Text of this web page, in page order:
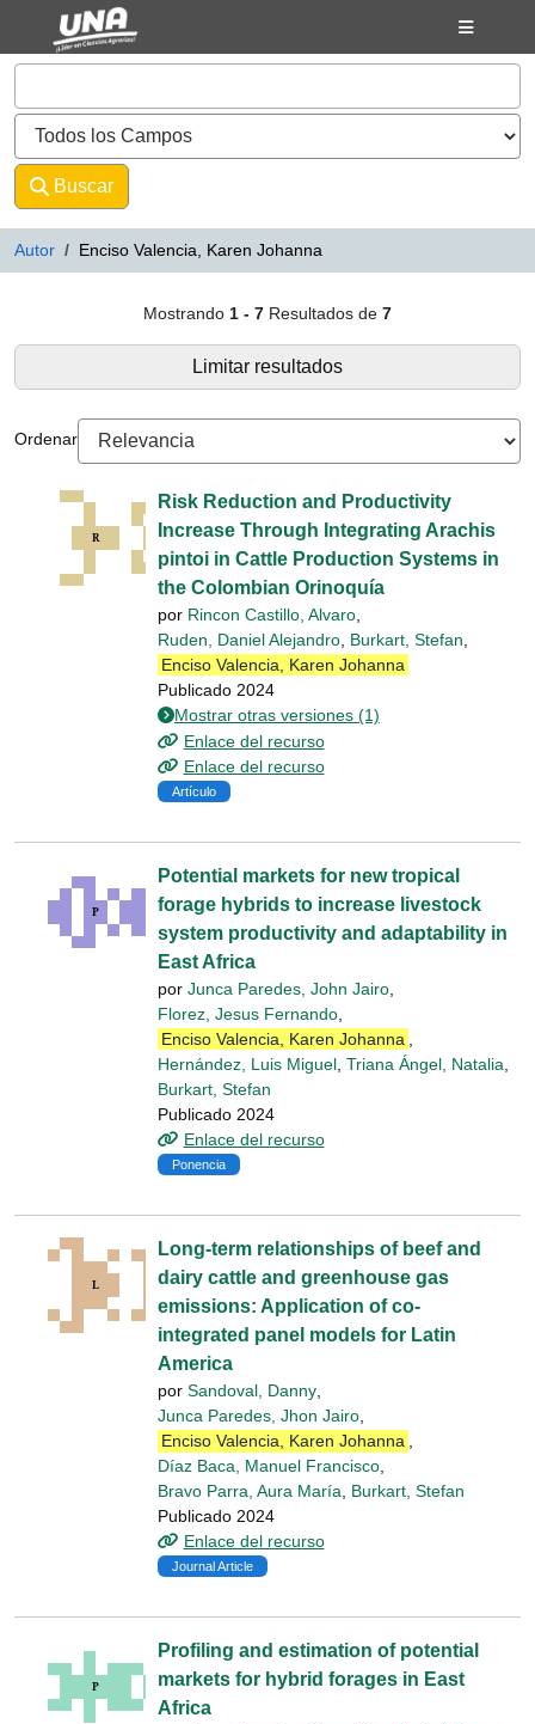
Mostrando1 - 7Resultados de
Saltar al contenido
VuFind
Buscar
Autor Enciso Valencia, Karen Johanna
Mostrando 1 - 7 Resultados de 7
Limitar resultados
Ordenar
Risk Reduction and Productivity
Increase Through Integrating Arachis
pintoi in Cattle Production Systems in
the Colombian Orinoquía
por Rincon Castillo, Alvaro
Ruden, Daniel Alejandro Burkart, Stefan
Enciso Valencia, Karen Johanna
Publicado 2024
Mostrar otras versiones (1)
Enlace del recurso
Enlace del recurso
Artículo
Potential markets for new tropical
forage hybrids to increase livestock
system productivity and adaptability in
East Africa
por Junca Paredes, John Jairo
Florez, Jesus Fernando
Enciso Valencia, Karen Johanna
Hernández, Luis Miguel Triana Ángel, Natalia
Burkart, Stefan
Publicado 2024
Enlace del recurso
Ponencia
Long-term relationships of beef and
dairy cattle and greenhouse gas
emissions: Application of co-
integrated panel models for Latin
America
por Sandoval, Danny
Junca Paredes, Jhon Jairo
Enciso Valencia, Karen Johanna
Díaz Baca, Manuel Francisco
Bravo Parra, Aura María
Burkart, Stefan
Publicado 2024
Enlace del recurso
Journal Article
Profiling and estimation of potential
markets for hybrid forages in East
Africa